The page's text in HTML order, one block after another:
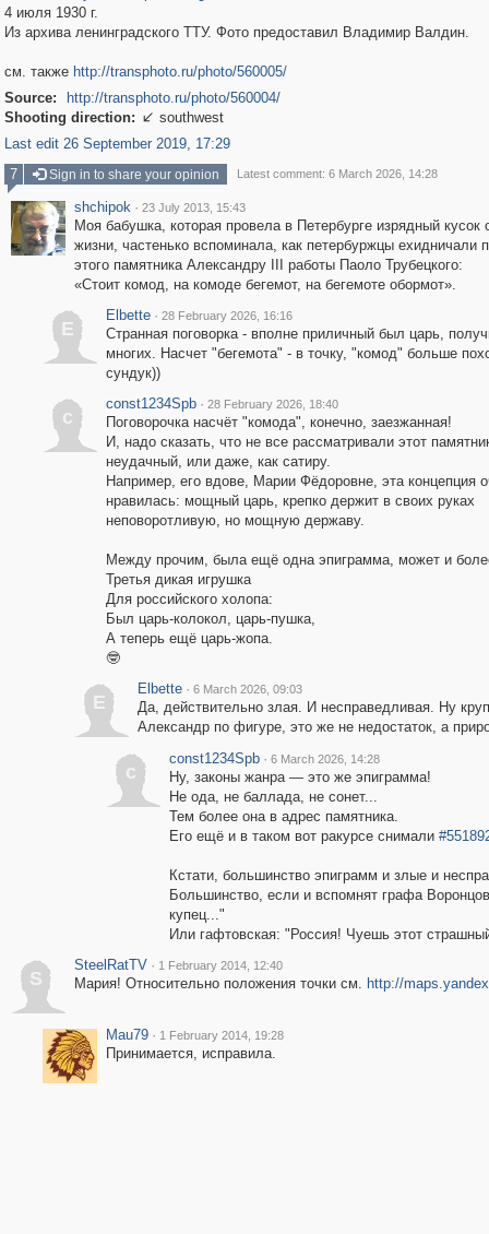
4 июля 1930 г.
Из архива ленинградского ТТУ. Фото предоставил Владимир Валдин.
см. также http://transphoto.ru/photo/560005/
Source:
http://transphoto.ru/photo/560004/
Shooting direction:  southwest
Last edit 26 September 2019, 17:29
7
Sign in to share your opinion Latest comment: 6 March 2026, 14:28
shchipok · 23 July 2013, 15:43
Моя бабушка, которая провела в Петербурге изрядный кусок
жизни, частенько вспоминала, как петербуржцы ехидничали
этого памятника Александру III работы Паоло Трубецкого:
«Стоит комод, на комоде бегемот, на бегемоте обормот».
E
Elbette · 28 February 2026, 16:16
Странная поговорка - вполне приличный был царь,
многих. Насчет "бегемота" - в точку, "комод" больше
сундук))
c
const1234Spb · 28 February 2026, 18:40
Поговорочка насчёт "комода", конечно, заезжанная!
И, надо сказать, что не все рассматривали этот
неудачный, или даже, как сатиру.
Например, его вдове, Марии Фёдоровне, эта концепция
нравилась: мощный царь, крепко держит в своих руках
неповоротливую, но мощную державу.
Между прочим, была ещё одна эпиграмма, может и
Третья дикая игрушка
Для российского холопа:
Был царь-колокол, царь-пушка,
А теперь ещё царь-жопа.
🤓
E
Elbette · 6 March 2026, 09:03
Да, действительно злая. И несправедливая. Ну
Александр по фигуре, это же не недостаток, а
c
const1234Spb · 6 March 2026, 14:28
Ну, законы жанра — это же эпиграмма!
Не ода, не баллада, не сонет...
Тем более она в адрес памятника.
Его ещё и в таком вот ракурсе снимали
Кстати, большинство эпиграмм и злые и
Большинство, если и вспомнят графа
купец..."
Или гафтовская: "Россия! Чуешь этот
S
SteelRatTV · 1 February 2014, 12:40
Мария! Относительно положения точки см. http://
Mau79 · 1 February 2014, 19:28
Принимается, исправила.